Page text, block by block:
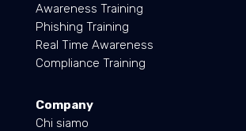
Awareness Training
Phishing Training
Real Time Awareness
Compliance Training
Company
Chi siamo